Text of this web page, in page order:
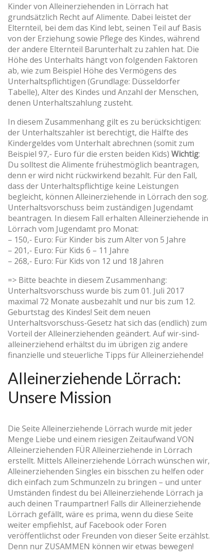
Kinder von Alleinerziehenden in Lörrach hat
grundsätzlich Recht auf Alimente. Dabei leistet der
Elternteil, bei dem das Kind lebt, seinen Teil auf Basis
von der Erziehung sowie Pflege des Kindes, während
der andere Elternteil Barunterhalt zu zahlen hat. Die
Höhe des Unterhalts hängt von folgenden Faktoren
ab, wie zum Beispiel Höhe des Vermögens des
Unterhaltspflichtigen (Grundlage: Düsseldorfer
Tabelle), Alter des Kindes und Anzahl der Menschen,
denen Unterhaltszahlung zusteht.
In diesem Zusammenhang gilt es zu berücksichtigen:
der Unterhaltszahler ist berechtigt, die Hälfte des
Kindergeldes vom Unterhalt abrechnen (somit zum
Beispiel 97,- Euro für die ersten beiden Kids) Wichtig:
Du solltest die Alimente frühestmöglich beantragen,
denn er wird nicht rückwirkend bezahlt. Für den Fall,
dass der Unterhaltspflichtige keine Leistungen
begleicht, können Alleinerziehende in Lörrach den sog.
Unterhaltsvorschuss beim zuständigen Jugendamt
beantragen. In diesem Fall erhalten Alleinerziehende in
Lörrach vom Jugendamt pro Monat:
– 150,- Euro: Für Kinder bis zum Alter von 5 Jahre
– 201,- Euro: Für Kids 6 – 11 Jahre
– 268,- Euro: Für Kids von 12 und 18 Jahren
=> Bitte beachte in diesem Zusammenhang:
Unterhaltsvorschuss wurde bis zum 01. Juli 2017
maximal 72 Monate ausbezahlt und nur bis zum 12.
Geburtstag des Kindes! Seit dem neuen
Unterhaltsvorschuss-Gesetz hat sich das (endlich) zum
Vorteil der Alleinerziehenden geändert. Auf wir-sind-
alleinerziehend erhältst du im übrigen zig andere
finanzielle und steuerliche Tipps für Alleinerziehende!
Alleinerziehende Lörrach:
Unsere Mission
Die Seite Alleinerziehende Lörrach wurde mit jeder
Menge Liebe und einem riesigen Zeitaufwand VON
Alleinerziehenden FÜR Alleinerziehende in Lörrach
erstellt. Mittels Alleinerziehende Lörrach wünschen wir,
Alleinerziehenden Singles ein bisschen zu helfen oder
dich einfach zum Schmunzeln zu bringen – und unter
Umständen findest du bei Alleinerziehende Lörrach ja
auch deinen Traumpartner! Falls dir Alleinerziehende
Lörrach gefällt, wäre es prima, wenn du diese Seite
weiter empfiehlst, auf Facebook oder Foren
veröffentlichst oder Freunden von dieser Seite erzählst.
Denn nur ZUSAMMEN können wir etwas bewegen!